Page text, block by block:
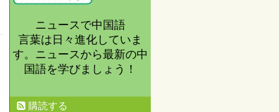
ニュースで中国語
言葉は日々進化していま
す。ニュースから最新の中
国語を学びましょう！
購読する